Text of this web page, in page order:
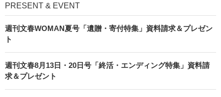
PRESENT & EVENT
週刊文春WOMAN夏号「遺贈・寄付特集」資料請求＆プレゼン
ト
週刊文春8月13日・20日号「終活・エンディング特集」資料請
求＆プレゼント